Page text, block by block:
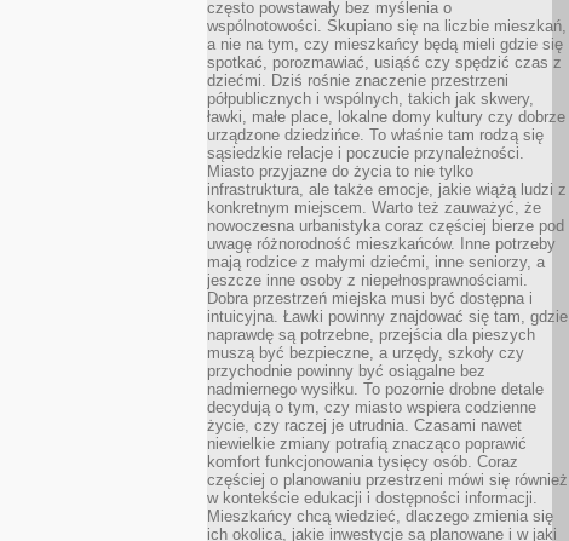
często powstawały bez myślenia o
wspólnotowości. Skupiano się na liczbie mieszkań,
a nie na tym, czy mieszkańcy będą mieli gdzie się
spotkać, porozmawiać, usiąść czy spędzić czas z
dziećmi. Dziś rośnie znaczenie przestrzeni
półpublicznych i wspólnych, takich jak skwery,
ławki, małe place, lokalne domy kultury czy dobrze
urządzone dziedzińce. To właśnie tam rodzą się
sąsiedzkie relacje i poczucie przynależności.
Miasto przyjazne do życia to nie tylko
infrastruktura, ale także emocje, jakie wiążą ludzi z
konkretnym miejscem. Warto też zauważyć, że
nowoczesna urbanistyka coraz częściej bierze pod
uwagę różnorodność mieszkańców. Inne potrzeby
mają rodzice z małymi dziećmi, inne seniorzy, a
jeszcze inne osoby z niepełnosprawnościami.
Dobra przestrzeń miejska musi być dostępna i
intuicyjna. Ławki powinny znajdować się tam, gdzie
naprawdę są potrzebne, przejścia dla pieszych
muszą być bezpieczne, a urzędy, szkoły czy
przychodnie powinny być osiągalne bez
nadmiernego wysiłku. To pozornie drobne detale
decydują o tym, czy miasto wspiera codzienne
życie, czy raczej je utrudnia. Czasami nawet
niewielkie zmiany potrafią znacząco poprawić
komfort funkcjonowania tysięcy osób. Coraz
częściej o planowaniu przestrzeni mówi się również
w kontekście edukacji i dostępności informacji.
Mieszkańcy chcą wiedzieć, dlaczego zmienia się
ich okolica, jakie inwestycje są planowane i w jaki